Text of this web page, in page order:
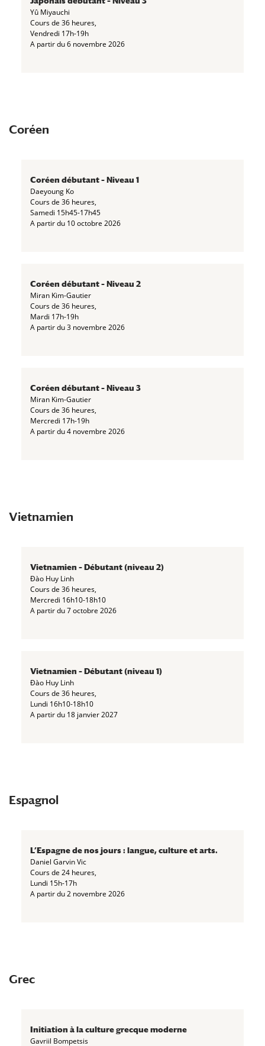
Yû Miyauchi
Cours de 36 heures,
Vendredi 17h-19h
A partir du 6 novembre 2026
Coréen
Coréen débutant – Niveau 1
Daeyoung Ko
Cours de 36 heures,
Samedi 15h45-17h45
A partir du 10 octobre 2026
Coréen débutant – Niveau 2
Miran Kim-Gautier
Cours de 36 heures,
Mardi 17h-19h
A partir du 3 novembre 2026
Coréen débutant – Niveau 3
Miran Kim-Gautier
Cours de 36 heures,
Mercredi 17h-19h
A partir du 4 novembre 2026
Vietnamien
Vietnamien – Débutant (niveau 2)
Đào Huy Linh
Cours de 36 heures,
Mercredi 16h10-18h10
A partir du 7 octobre 2026
Vietnamien – Débutant (niveau 1)
Đào Huy Linh
Cours de 36 heures,
Lundi 16h10-18h10
A partir du 18 janvier 2027
Espagnol
L’Espagne de nos jours : langue, culture et arts.
Daniel Garvin Vic
Cours de 24 heures,
Lundi 15h-17h
A partir du 2 novembre 2026
Grec
Initiation à la culture grecque moderne
Gavriil Bompetsis